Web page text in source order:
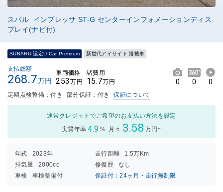
スバル インプレッサ ST-G センターインフォメーションディス
プレイ(ナビ付)
SUBARU 認定U-Car Premium 新世代アイサイト 搭載車
支払総額
268.7万円
車両価格
253 万円
諸費用
15.7万円 0 0 0
定期点検整備：付き 部分保証：付き 保証について
通常クレジットでご希望のお支払い方法を設定
実質年率 4.9 % 月々 3.58 万円~
年式 2023年 走行距離
1.5万Km
排気量
2000cc 修復歴
なし
車検
車検整備付 保証付：24ヶ月・走行無制限